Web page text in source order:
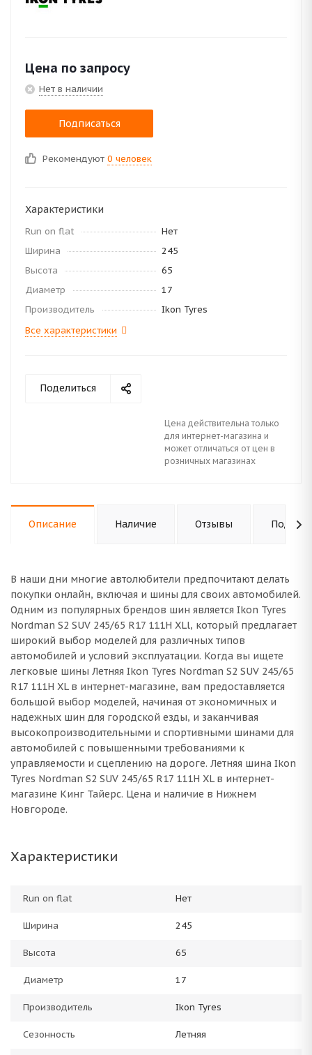
Цена по запросу
Нет в наличии
Подписаться
Рекомендуют 0 человек
Характеристики
Run on flat
Нет
Ширина
245
Высота
65
Диаметр
17
Производитель
Ikon Tyres
Все характеристики
Поделиться
Цена действительна только
для интернет-магазина и
может отличаться от цен в
розничных магазинах
Описание Наличие Отзывы
В наши дни многие автолюбители предпочитают делать
покупки онлайн, включая и шины для своих автомобилей.
Одним из популярных брендов шин является Ikon Tyres
Nordman S2 SUV 245/65 R17 111H XLl, который предлагает
широкий выбор моделей для различных типов
автомобилей и условий эксплуатации. Когда вы ищете
легковые шины Летняя Ikon Tyres Nordman S2 SUV 245/65
R17 111H XL в интернет-магазине, вам предоставляется
большой выбор моделей, начиная от экономичных и
надежных шин для городской езды, и заканчивая
высокопроизводительными и спортивными шинами для
автомобилей с повышенными требованиями к
управляемости и сцеплению на дороге. Летняя шина Ikon
Tyres Nordman S2 SUV 245/65 R17 111H XL в интернет-
магазине Кинг Тайерс. Цена и наличие в Нижнем
Новгороде.
Характеристики
Run on flat Нет
Ширина 245
Высота 65
Диаметр 17
Производитель Ikon Tyres
Сезонность Летняя